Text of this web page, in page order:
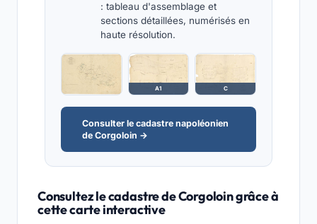
: tableau d'assemblage et
sections détaillées, numérisés en
haute résolution.
A1 C
Consulter le cadastre napoléonien
de Corgoloin →
Consultez le cadastre de Corgoloin grâce à
cette carte interactive